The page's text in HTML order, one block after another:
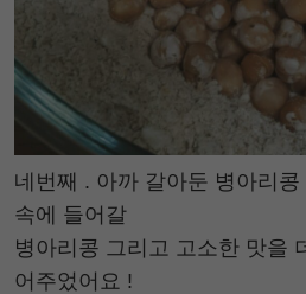
네번째 . 아까 갈아둔 병아리
속에 들어갈
병아리콩 그리고 고소한 맛을
어주었어요 !